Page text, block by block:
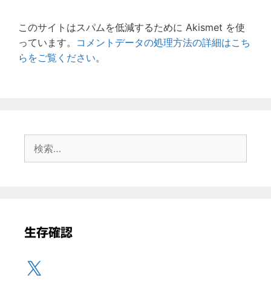
このサイトはスパムを低減するために Akismet を使
っています。 コメントデータの処理方法の詳細はこち
らをご覧ください。
生存確認
X